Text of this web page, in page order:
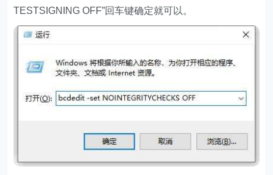
TESTSIGNING OFF”回车键确定就可以。